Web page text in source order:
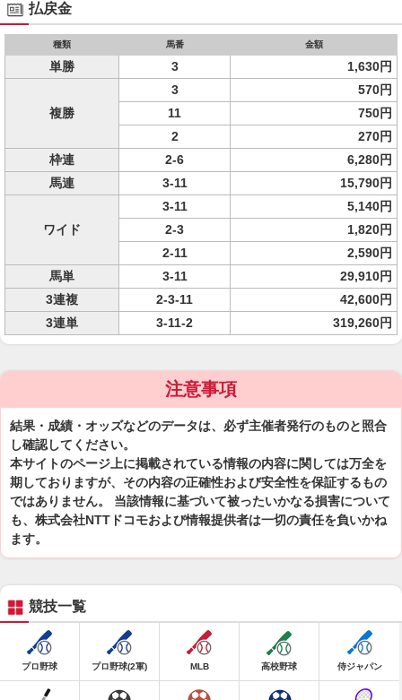
払戻金
種類 馬番 金額
単勝 3 1,630円
複勝
3
570円
11
750円
2
270円
枠連
2-6
6,280円
馬連
3-11 15,790円
ワイド
3-11
5,140円
2-3
1,820円
2-11
2,590円
馬単
3-11
29,910円
3連複
2-3-11
42,600円
3連単
3-11-2 319,260円
注意事項
結果・成績・オッズなどのデータは、必ず主催者発行のものと照合
し確認してください。
本サイトのページ上に掲載されている情報の内容に関しては万全を
期しておりますが、その内容の正確性および安全性を保証するもの
ではありません。 当該情報に基づいて被ったいかなる損害について
も、株式会社NTTドコモおよび情報提供者は一切の責任を負いかね
ます。
競技一覧
プロ野球 プロ野球(2軍) MLB 高校野球 侍ジャパン